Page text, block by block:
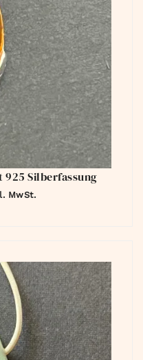
925 Silberfassung
MwSt.